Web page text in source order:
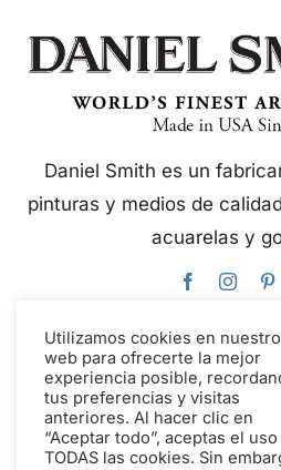
Daniel Smith es un
pinturas y medios de
acuarelas y
Este sitio web utiliza
traducir el contenido de
automática a varios
Utilizamos cookies en
web para ofrecerte la mejor
experiencia posible,
tus preferencias y visitas
anteriores. Al hacer clic en
“Aceptar todo”, aceptas el uso
TODAS las cookies. Sin